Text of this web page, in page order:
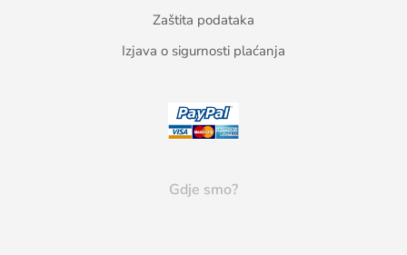
Zaštita podataka
Izjava o sigurnosti plaćanja
Gdje smo?